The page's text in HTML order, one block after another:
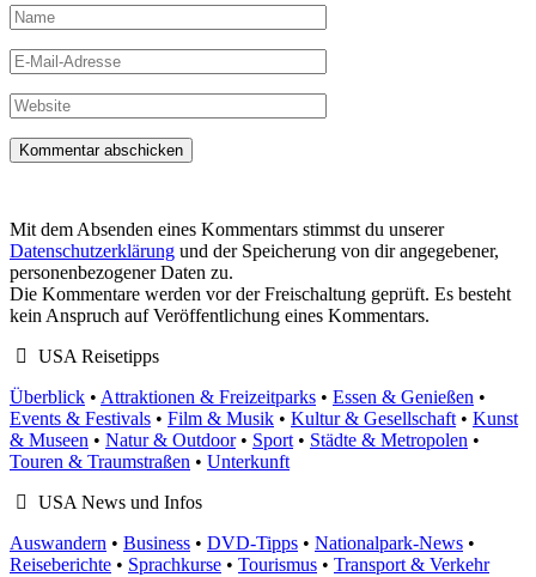
Name
E-
Mail-
Adresse
Website
Mit dem Absenden eines Kommentars stimmst du unserer
Datenschutzerklärung und der Speicherung von dir angegebener,
personenbezogener Daten zu.
Die Kommentare werden vor der Freischaltung geprüft. Es besteht
kein Anspruch auf Veröffentlichung eines Kommentars.
USA Reisetipps
Überblick • Attraktionen & Freizeitparks • Essen & Genießen •
Events & Festivals • Film & Musik • Kultur & Gesellschaft• Kunst
& Museen • Natur & Outdoor• Sport• Städte & Metropolen •
Touren & Traumstraßen • Unterkunft
USA News und Infos
Auswandern • Business • DVD-Tipps • Nationalpark-News •
Reiseberichte • Sprachkurse • Tourismus • Transport & Verkehr